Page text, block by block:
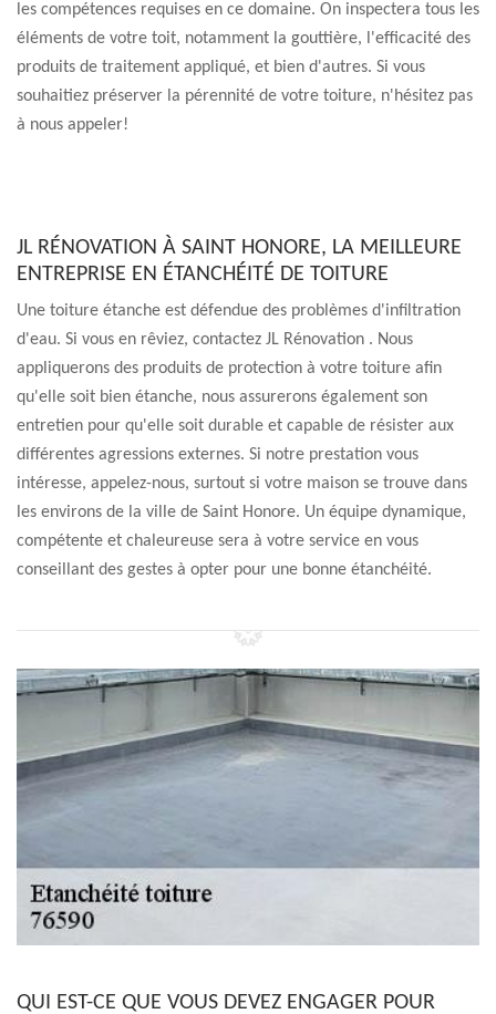
les compétences requises en ce domaine. On inspectera tous les
éléments de votre toit, notamment la gouttière, l'efficacité des
produits de traitement appliqué, et bien d'autres. Si vous
souhaitiez préserver la pérennité de votre toiture, n'hésitez pas
à nous appeler!
JL RÉNOVATION À SAINT HONORE, LA MEILLEURE
ENTREPRISE EN ÉTANCHÉITÉ DE TOITURE
Une toiture étanche est défendue des problèmes d'infiltration
d'eau. Si vous en rêviez, contactez JL Rénovation . Nous
appliquerons des produits de protection à votre toiture afin
qu'elle soit bien étanche, nous assurerons également son
entretien pour qu'elle soit durable et capable de résister aux
différentes agressions externes. Si notre prestation vous
intéresse, appelez-nous, surtout si votre maison se trouve dans
les environs de la ville de Saint Honore. Un équipe dynamique,
compétente et chaleureuse sera à votre service en vous
conseillant des gestes à opter pour une bonne étanchéité.
QUI EST-CE QUE VOUS DEVEZ ENGAGER POUR